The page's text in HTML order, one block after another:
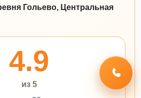
Гольево, Центральная
4.9
из 5